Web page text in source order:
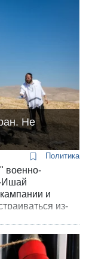
Не
Политика
военно-
Ишай
и
из-